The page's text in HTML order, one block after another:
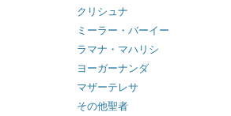
クリシュナ
ミーラー・バーイー
ラマナ・マハリシ
ヨーガーナンダ
マザーテレサ
その他聖者